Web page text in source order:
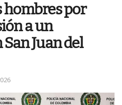
hombres por
a un
Juan del